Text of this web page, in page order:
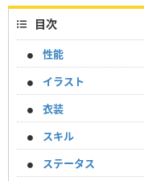
目次
性能
イラスト
衣装
スキル
ステータス